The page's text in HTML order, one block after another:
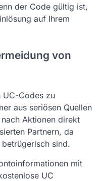
der Code gültig ist,
auf Ihrem
von
UC-Codes zu
aus seriösen Quellen
Aktionen direkt
Partnern, da
sind.
mit
UC